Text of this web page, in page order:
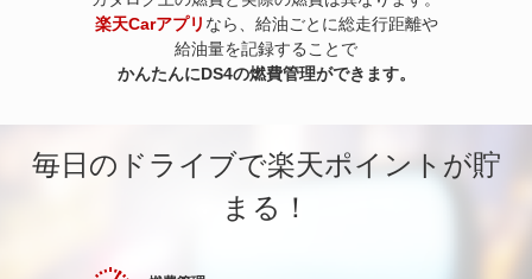
楽天Carアプリ なら、給油ごとに総走行距離や
給油量を記録することで
かんたんにDS4の燃費管理ができます。
毎日のドライブで楽天ポイントが貯
まる！